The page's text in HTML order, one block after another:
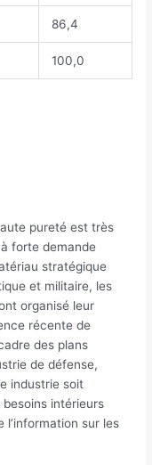
86,4
100,0
pureté est très
forte demande
stratégique
et militaire, les
organisé leur
récente de
des plans
de défense,
industrie soit
intérieurs
l’information sur les